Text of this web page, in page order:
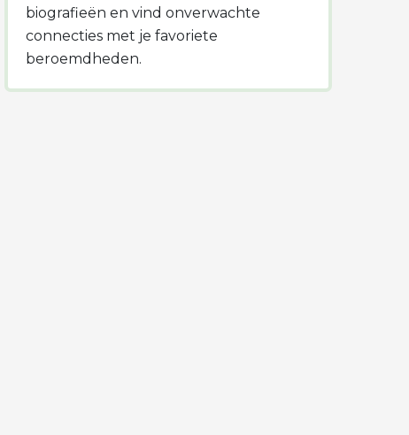
biografieën en vind onverwachte
connecties met je favoriete
beroemdheden.